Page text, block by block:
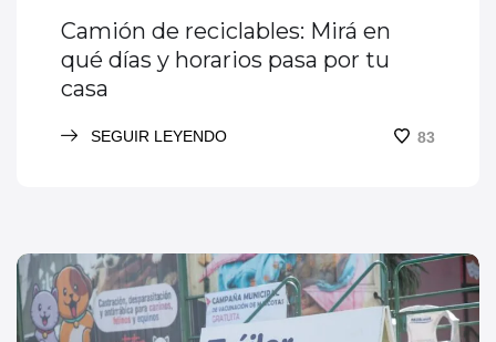
Camión de reciclables: Mirá en
qué días y horarios pasa por tu
casa
SEGUIR LEYENDO 83